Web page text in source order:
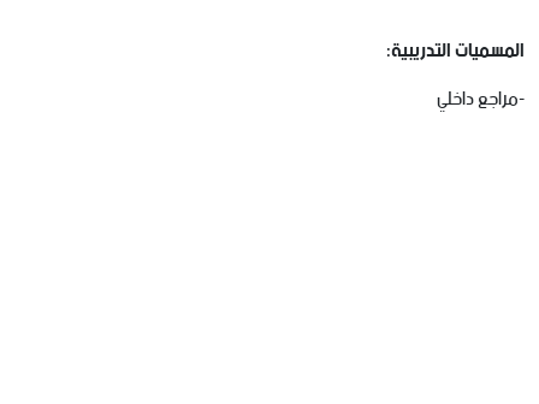
المسمياتالتدريبية:
-مراجع داخلي